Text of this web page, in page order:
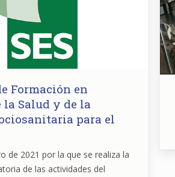
Formación en
la Salud y de la
para el
de 2021 por la que se realiza la
de las actividades del